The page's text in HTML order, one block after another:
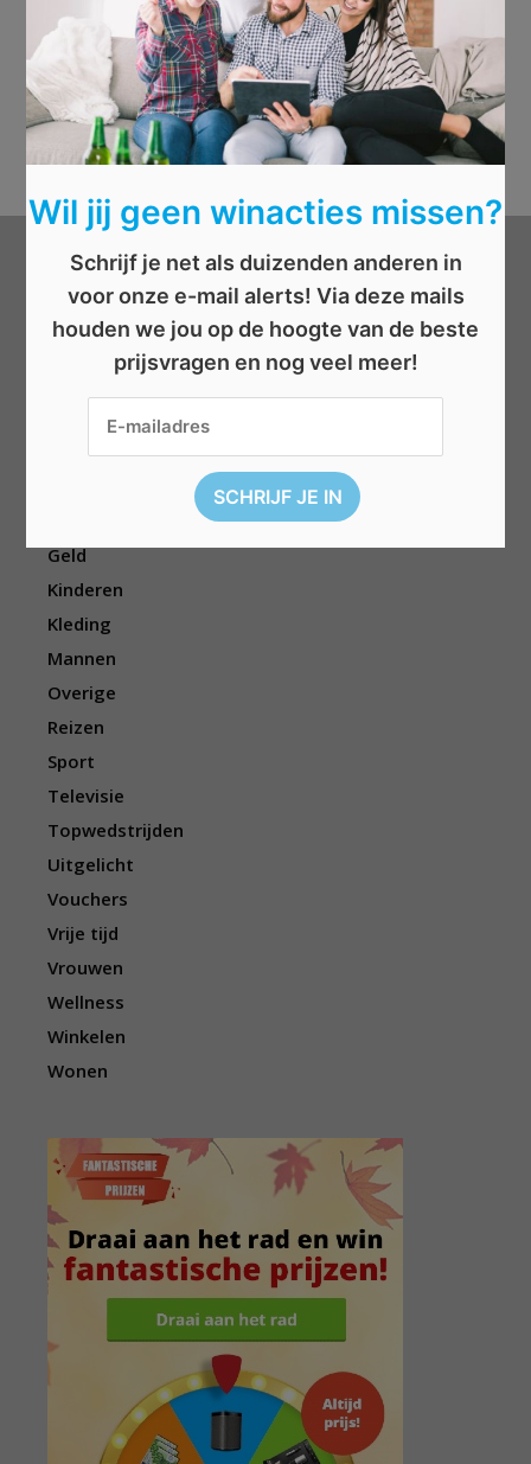
Categorieën
Cadeau
Dieren
Geld
Kinderen
Kleding
Mannen
Overige
Reizen
Sport
Televisie
Topwedstrijden
Uitgelicht
Vouchers
Vrije tijd
Vrouwen
Wellness
Winkelen
Wonen
Wil jij geen winacties missen?
Schrijf je net als duizenden anderen in
voor onze e-mail alerts! Via deze mails
houden we jou op de hoogte van de beste
prijsvragen en nog veel meer!